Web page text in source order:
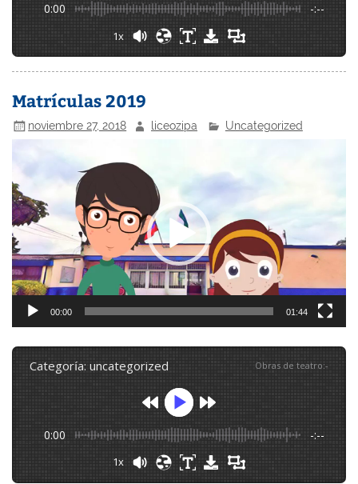
0:00 -:--
1x
Matrículas 2019
noviembre 27, 2018 liceozipa Uncategorized
de
vídeo
00:00 01:44
categoría: uncategorized Obras de teatro:-
0:00 -:--
1x